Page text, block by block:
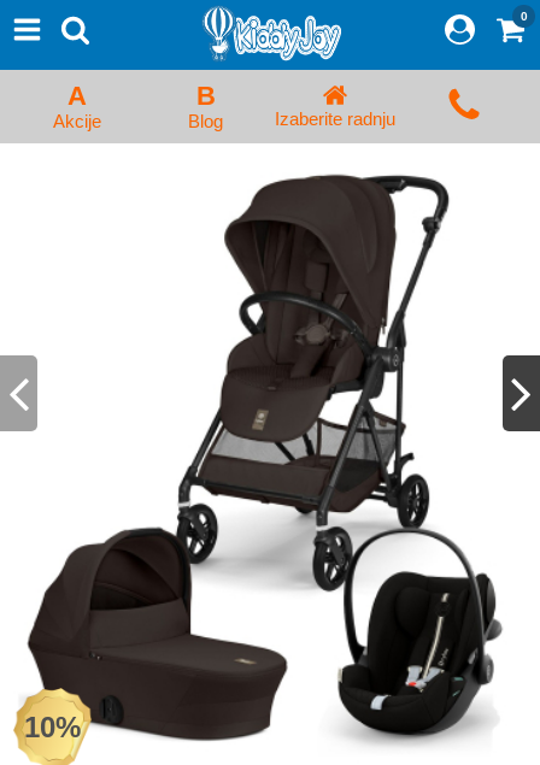
Proizvodi
Početna Prijava/Registracija
Kolica za bebe i dečija kolica
Auto sedišta za decu i bebe
Kreveci, ljuljaške i ležaljke
Hranilice, flašice i cucle
Monitori, Ogradice i tricikli
Posteljine, vrećice i baldahini
Odeća i obuća
Igračke za bebe i decu
AKCIJA
Prodavnica
0
A
Akcije
B
Blog Izaberite radnju
10%